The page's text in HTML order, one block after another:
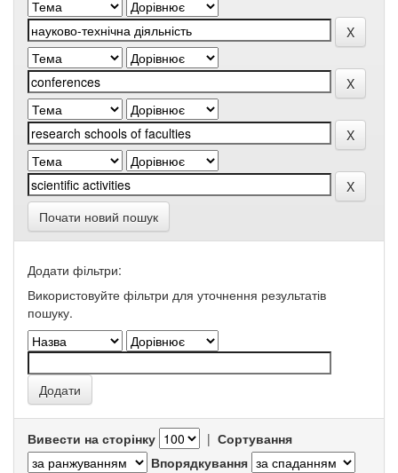
Почати новий пошук
Додати фільтри:
Використовуйте фільтри для уточнення результатів
пошуку.
Вивести на сторінку | Сортування
Впорядкування